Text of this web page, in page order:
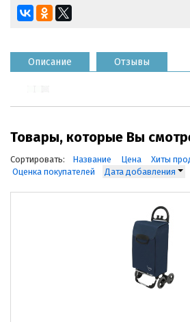
Описание Отзывы
Товары, которые Вы
Сортировать: Название Цена
Хиты
Оценка покупателей
Дата добавления